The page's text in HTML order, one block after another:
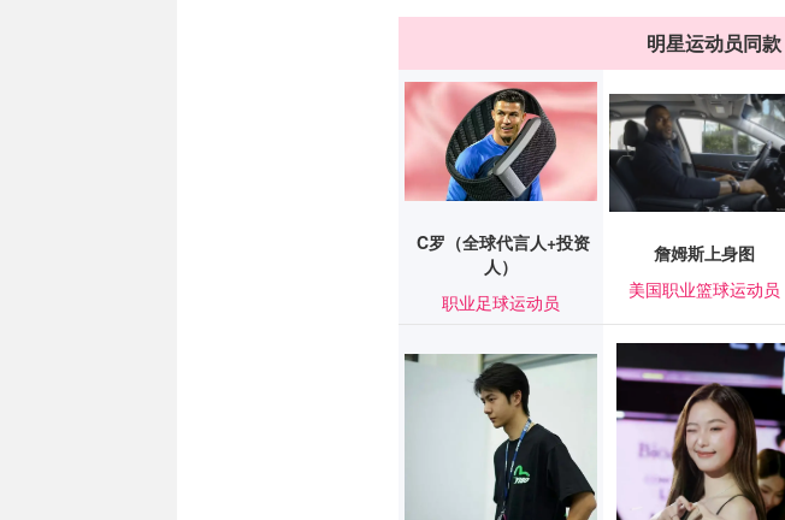
明星运动员同款
C罗（全球代言人+投资
人）
职业足球运动员
詹姆斯上身图
美国职业篮球运动员